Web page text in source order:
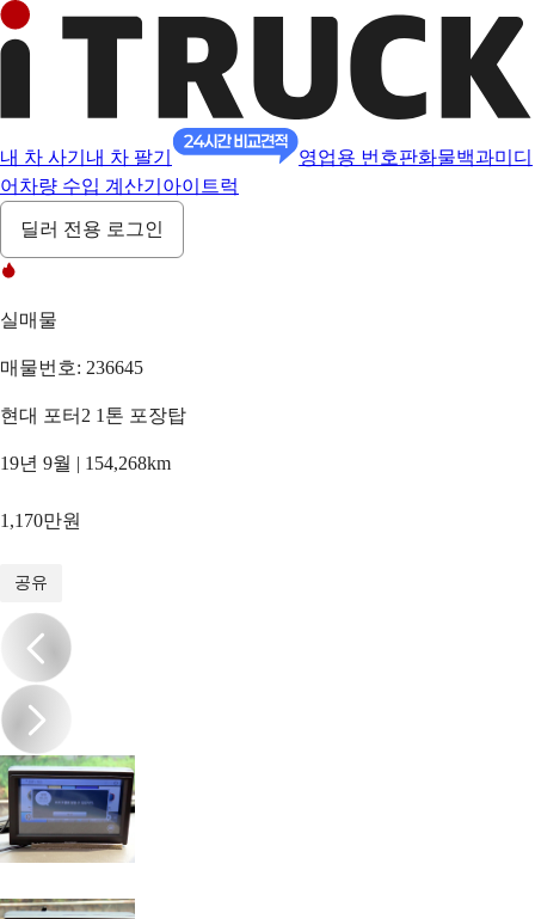
내 차 사기 내 차 팔기 영업용 번호판화물백과미디
어 차량 수입 계산기 아이트럭
딜러 전용 로그인
실매물
매물번호: 236645
현대 포터2 1톤 포장탑
19년 9월 | 154,268km
1,170만원
공유
/20